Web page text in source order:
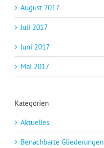
August 2017
Juli 2017
Juni 2017
Mai 2017
Kategorien
Aktuelles
Benachbarte Gliederungen